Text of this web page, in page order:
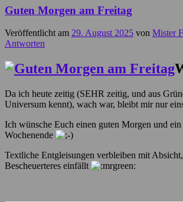
Guten Morgen am Freitag
Veröffentlicht am 29. August 2025 von Mister
Antworten
Da ich heute zeitig (SEHR zeitig, und aus
Universum kennt), wach war, bleibt mir nur
Ich wünsche Euch einen guten Morgen und ein
Wochenende
Textliche Entgleisungen verbleiben mit
Bescheuerteres einfällt